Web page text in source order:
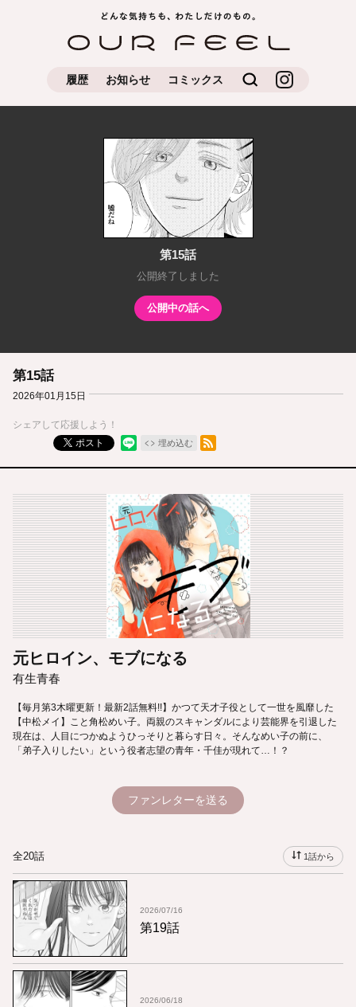
どんな気持ちもわたしだけの
もの
OUR FEEL
履歴 お知らせ コミックス 検索
OUR FEEL公
式Instagram
第15話
公開終了しました
公開中の話へ
第15話
2026年01月15日
シェアして応援しよう！
ポスト
埋め込む
RSSフィード
元ヒロイン、モブになる
有生青春
【毎月第3木曜更新！最新2話無料!!】かつて天才子役として一世を風靡した
【中松メイ】こと角松めい子。両親のスキャンダルにより芸能界を引退した
現在は、人目につかぬようひっそりと暮らす日々。そんなめい子の前に、
「弟子入りしたい」という役者志望の青年・千佳が現れて…！？
ファンレターを送る
全20話 1話から
2026/07/16
第19話
2026/06/18